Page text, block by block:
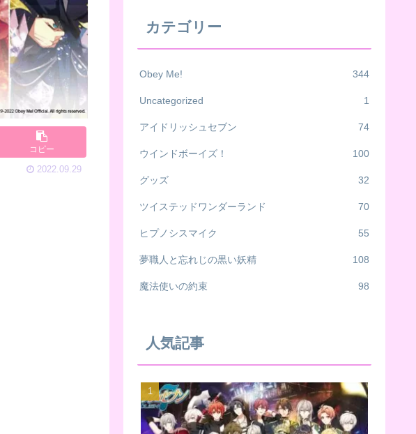
コピー
2022.09.29
カテゴリー
Obey Me! 344
Uncategorized 1
アイドリッシュセブン 74
ウインドボーイズ！ 100
グッズ 32
ツイステッドワンダーランド 70
ヒプノシスマイク 55
夢職人と忘れじの黒い妖精 108
魔法使いの約束 98
人気記事